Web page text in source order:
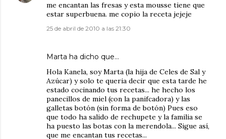
me encantan las fresas y esta mousse tiene que
estar superbuena. me copio la receta jejeje
25 de abril de 2010 a las 21:30
Marta ha dicho que…
Hola Kanela, soy Marta (la hija de Celes de Sal y
Azúcar) y solo te queria decir que esta tarde he
estado cocinando tus recetas... he hecho los
panecillos de miel (con la panifcadora) y las
galletas botón (sin forma de botón) Pues eso
que todo ha salido de rechupete y la familia se
ha puesto las botas con la merendola... Sigue así,
que me encantan tus recetas...